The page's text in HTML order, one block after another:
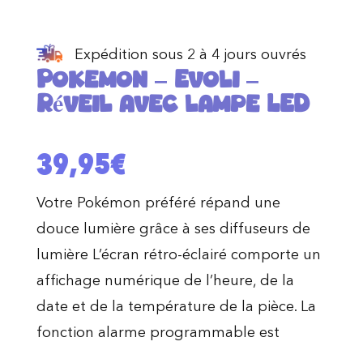
Expédition sous 2 à 4 jours ouvrés
Pokemon – Evoli –
Réveil avec lampe LED
39,95€
Votre Pokémon préféré répand une
douce lumière grâce à ses diffuseurs de
lumière L’écran rétro-éclairé comporte un
affichage numérique de l’heure, de la
date et de la température de la pièce. La
fonction alarme programmable est